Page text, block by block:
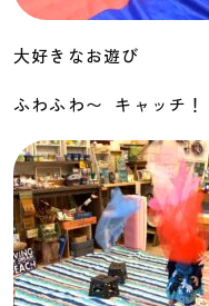
大好きなお遊び
ふわふわ〜 キャッチ！